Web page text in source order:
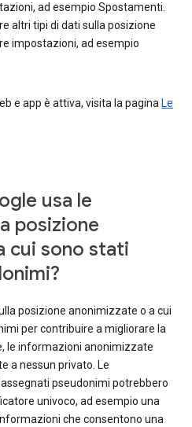
ad esempio Spostamenti.
altri tipi di dati sulla posizione
impostazioni, ad esempio
e app è attiva, visita la pagina Le
usa le
posizione
cui sono stati
posizione anonimizzate o a cui
per contribuire a migliorare la
le informazioni anonimizzate
a nessun privato. Le
pseudonimi potrebbero
univoco, ad esempio una
che consentono una